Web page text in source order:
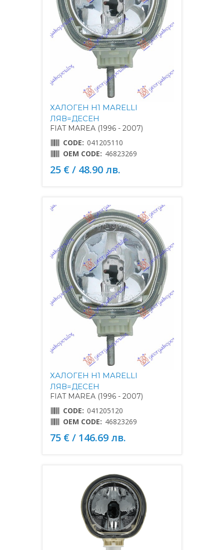
ХАЛОГЕН H1 MARELLI
ЛЯВ=ДЕСЕН
FIAT MAREA (1996 - 2007)
CODE: 041205110
OEM CODE: 46823269
25 € / 48.90 лв.
ХАЛОГЕН H1 MARELLI
ЛЯВ=ДЕСЕН
FIAT MAREA (1996 - 2007)
CODE: 041205120
OEM CODE: 46823269
75 € / 146.69 лв.